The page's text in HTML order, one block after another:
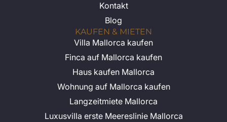
Kontakt
Blog
KAUFEN & MIETEN
Villa Mallorca kaufen
Finca auf Mallorca kaufen
Haus kaufen Mallorca
Wohnung auf Mallorca kaufen
Langzeitmiete Mallorca
Luxusvilla erste Meereslinie Mallorca